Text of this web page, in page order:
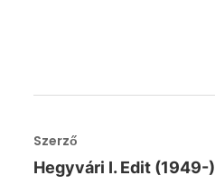
Szerző
Hegyvári I. Edit (1949-)